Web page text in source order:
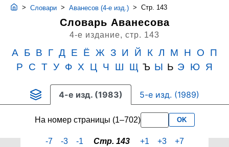
> Словари > Аванесов (4-е изд.) > Стр. 143
Словарь Аванесова
4-е издание, стр. 143
А Б В Г Д Е Ё Ж З И Й К Л М Н О
П
Р
С Т У Ф Х Ц Ч Ш Щ Ъ Ы Ь Э Ю Я
4-е изд. (1983) 5-е изд. (1989)
На номер страницы (1–702) OK
-7 -3 -1 Стр. 143 +1 +3 +7